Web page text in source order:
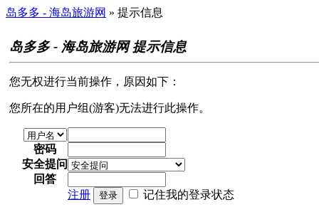
岛多多 - 海岛旅游网 » 提示信息
岛多多 - 海岛旅游网 提示信息
您无权进行当前操作，原因如下：
您所在的用户组(游客)无法进行此操作。
密码
安全提问
回答
注册
登录 记住我的登录状态